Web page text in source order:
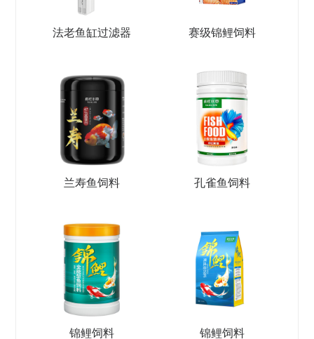
法老鱼缸过滤器 赛级锦鲤饲料
兰寿鱼饲料 孔雀鱼饲料
锦鲤饲料 锦鲤饲料